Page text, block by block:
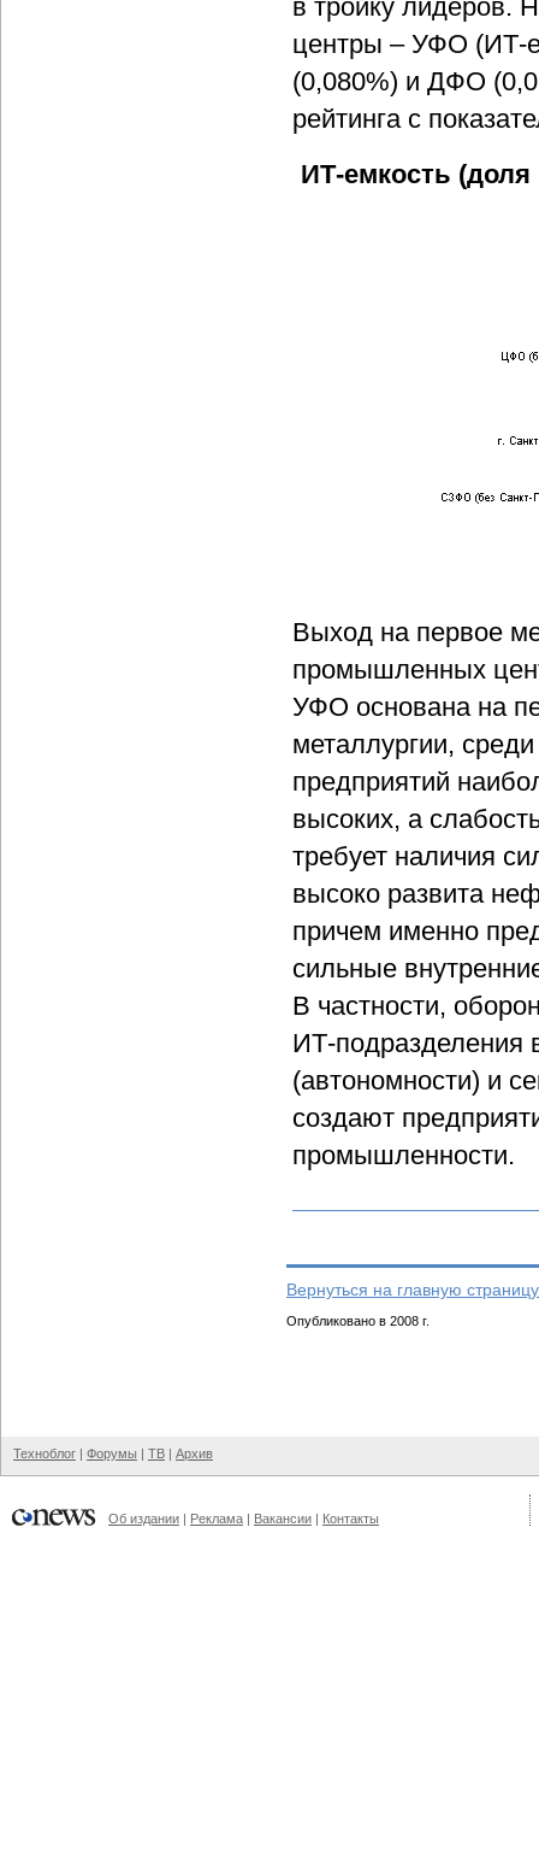
в тройку лидеров.
центры – УФО (ИТ-
(0,080%) и ДФО
рейтинга с
ИТ-емкость (доля
Выход на первое
промышленных
УФО основана на
металлургии,
предприятий
высоких, а
требует наличия
высоко развита
причем именно
сильные
В частности,
ИТ-подразделения
(автономности) и
создают
промышленности.
Вернуться на главную
Опубликовано в 2008 г.
Техноблог | Форумы | ТВ | Архив
Об издании | Реклама | Вакансии | Контакты